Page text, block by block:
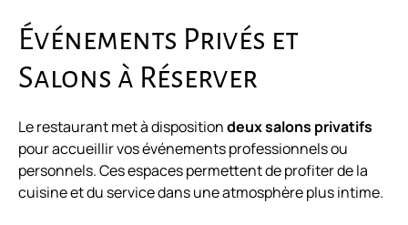
Événements Privés et
Salons à Réserver
Le restaurant met à dispositiondeux salons privatifs
pour accueillir vos événements professionnels ou
personnels. Ces espaces permettent de profiter de la
cuisine et du service dans une atmosphère plus intime.